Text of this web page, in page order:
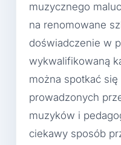
muzycznego
na renomowane
doświadczenie w
wykwalifikowaną
można spotkać
prowadzonych
muzyków i
ciekawy sposób